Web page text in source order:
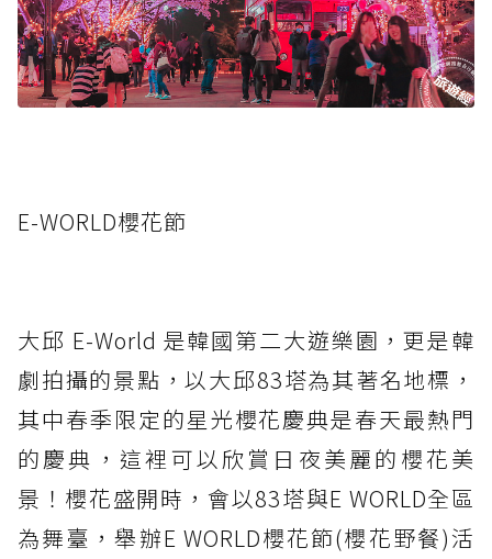
E-WORLD櫻花節
大邱 E-World 是韓國第二大遊樂園，更是韓
劇拍攝的景點，以大邱83塔為其著名地標，
其中春季限定的星光櫻花慶典是春天最熱門
的慶典，這裡可以欣賞日夜美麗的櫻花美
景！櫻花盛開時，會以83塔與E WORLD全區
為舞臺，舉辦E WORLD櫻花節(櫻花野餐)活